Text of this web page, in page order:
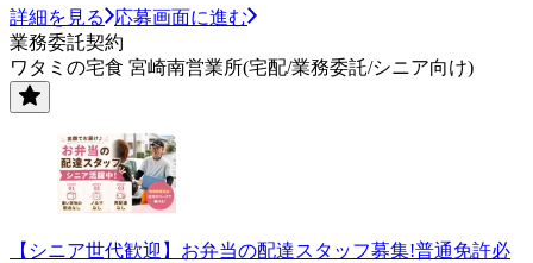
詳細を見る
応募画面に進む
業務委託契約
ワタミの宅食 宮崎南営業所(宅配/業務委託/シニア向け)
【シニア世代歓迎】お弁当の配達スタッフ募集!普通免許必